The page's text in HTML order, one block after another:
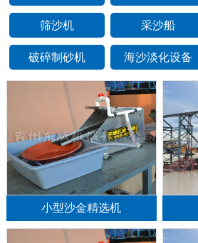
筛沙机 采沙船
破碎制砂机 海沙淡化设备
小型沙金精选机